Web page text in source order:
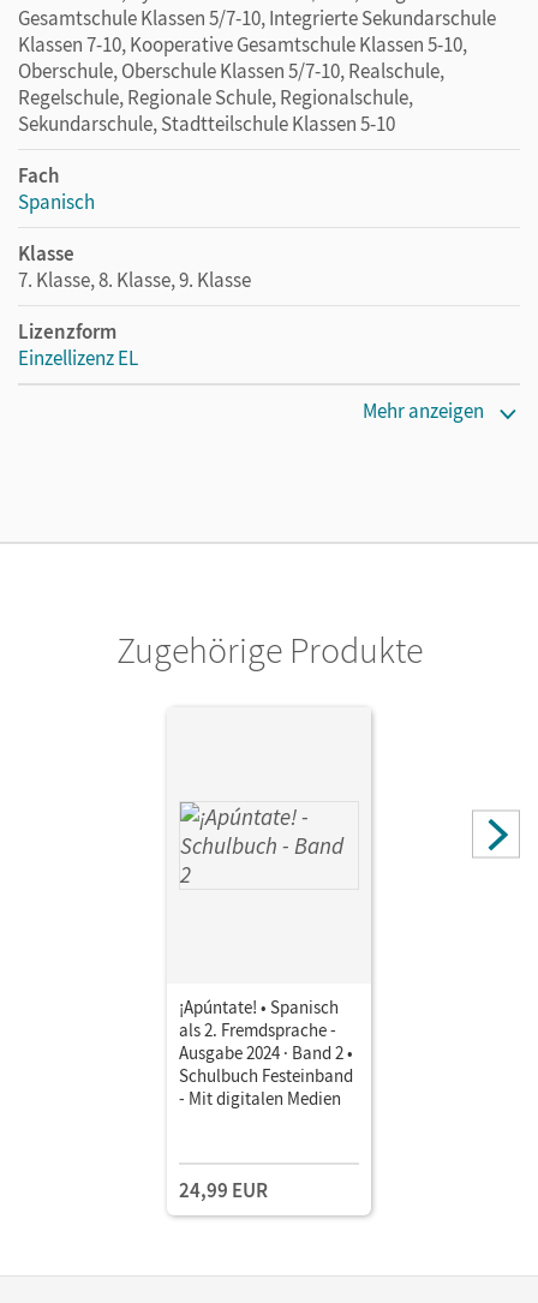
Gesamtschule Klassen 5/7-10, Integrierte Sekundarschule
Klassen 7-10, Kooperative Gesamtschule Klassen 5-10,
Oberschule, Oberschule Klassen 5/7-10, Realschule,
Regelschule, Regionale Schule, Regionalschule,
Sekundarschule, Stadtteilschule Klassen 5-10
Fach
Spanisch
Klasse
7. Klasse, 8. Klasse, 9. Klasse
Lizenzform
Einzellizenz EL
Mehr anzeigen
Zugehörige Produkte
¡Apúntate! • Spanisch
als 2. Fremdsprache -
Ausgabe 2024 · Band 2 •
Schulbuch Festeinband
- Mit digitalen Medien
24,99 EUR